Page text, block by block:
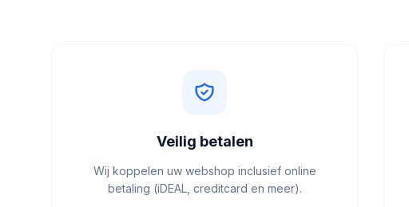
Veilig betalen
Wij koppelen uw webshop inclusief online
betaling (iDEAL, creditcard en meer).